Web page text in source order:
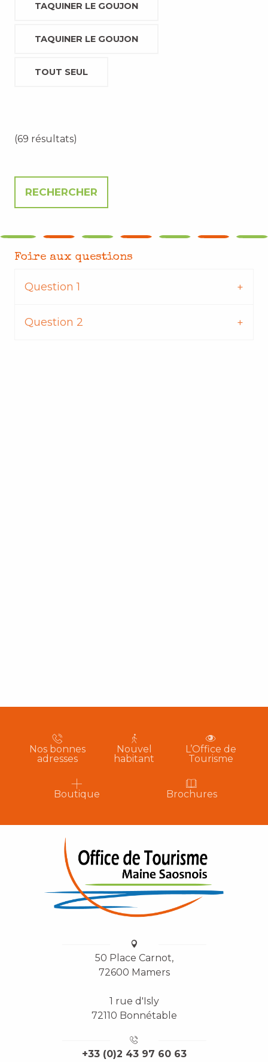
TAQUINER LE GOUJON
TAQUINER LE GOUJON
TOUT SEUL
(69 résultats)
Foire aux questions
Question 1
Question 2
Nos bonnes
adresses
Nouvel
habitant
L’Office de
Tourisme
Boutique Brochures
50 Place Carnot,
72600 Mamers
1 rue d'Isly
72110 Bonnétable
+33 (0)2 43 97 60 63